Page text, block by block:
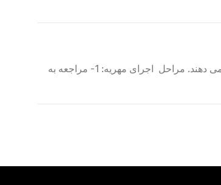
دفاتر پیشخوان اجرای مهریه، تعدادی از دفاتر منتخب سازمان ثبت هستند. این دفاتر کلیه درخواستهای اداره پنجم اجرای مهریه در تهران را انجام می دهند. مراحل اجرای مهریه: 1- مراجعه به